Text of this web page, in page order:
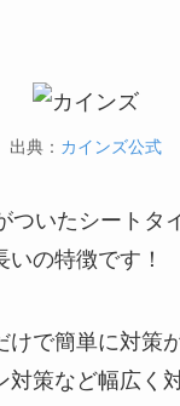
出典： カインズ公式
ついたシートタ
いの特徴です！
で簡単に対策
対策など幅広く